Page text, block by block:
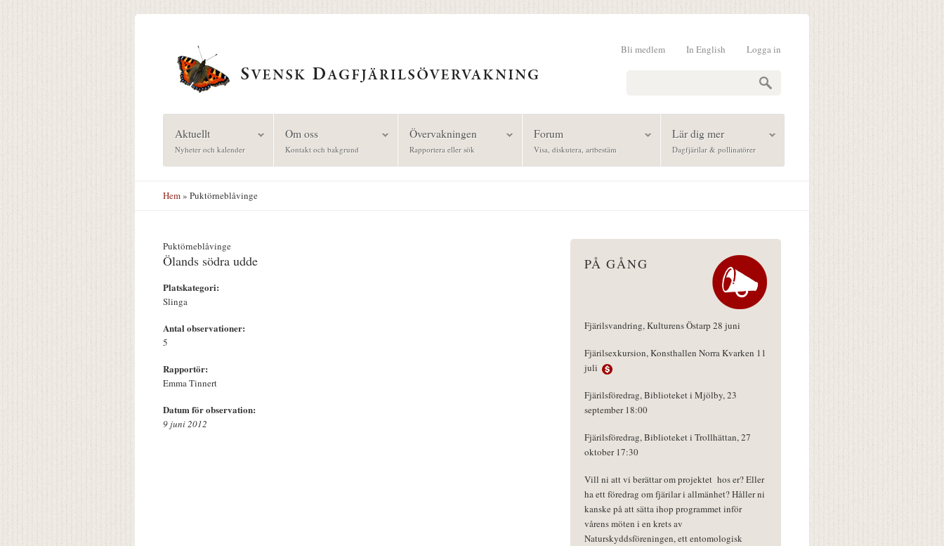
Logga in
In English
Bli medlem
Aktuellt
Nyheter och kalender
Om oss
Kontakt och bakgrund
Övervakningen
Rapportera eller sök
Forum
Visa, diskutera, artbestäm
Lär dig mer
Dagfjärilar & pollinatörer
Hem» Puktörneblåvinge
Puktörneblåvinge
Ölands södra udde
Platskategori:
Slinga
Antal observationer:
5
Rapportör:
Emma Tinnert
Datum för observation:
9 juni 2012
PÅ GÅNG
Fjärilsvandring, Kulturens Östarp 28 juni
Fjärilsexkursion, Konsthallen Norra Kvarken 11
juli
Fjärilsföredrag, Biblioteket i Mjölby, 23
september 18:00
Fjärilsföredrag, Biblioteket i Trollhättan, 27
oktober 17:30
Vill ni att vi berättar om projektet hos er? Eller
ha ett föredrag om fjärilar i allmänhet? Håller ni
kanske på att sätta ihop programmet inför
vårens möten i en krets av
Naturskyddsföreningen, ett entomologisk